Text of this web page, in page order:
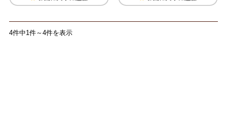
4件中1件～4件を表示